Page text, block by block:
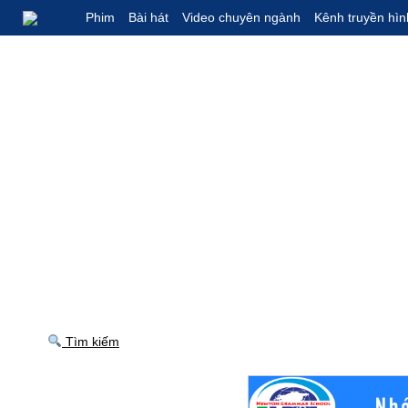
Phim Bài hát Video chuyên ngành Kênh truyền
Tìm kiếm